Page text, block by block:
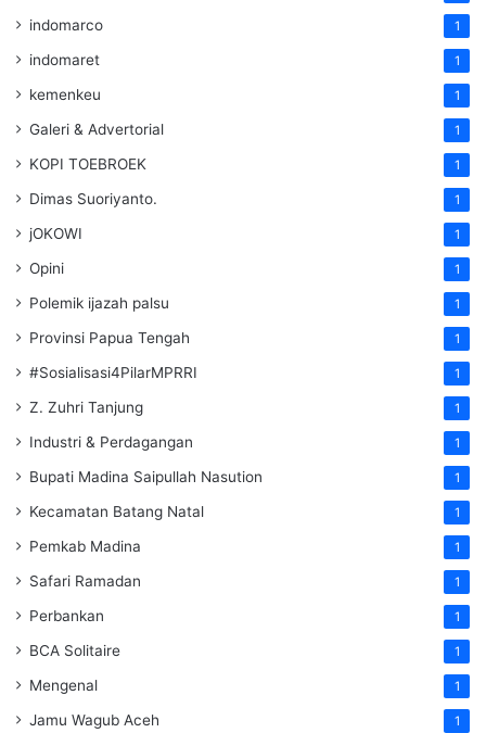
indomarco 1
indomaret 1
kemenkeu 1
Galeri & Advertorial 1
KOPI TOEBROEK 1
Dimas Suoriyanto. 1
jOKOWI 1
Opini 1
Polemik ijazah palsu 1
Provinsi Papua Tengah 1
#Sosialisasi4PilarMPRRI 1
Z. Zuhri Tanjung 1
Industri & Perdagangan 1
Bupati Madina Saipullah Nasution 1
Kecamatan Batang Natal 1
Pemkab Madina 1
Safari Ramadan 1
Perbankan 1
BCA Solitaire 1
Mengenal 1
Jamu Wagub Aceh 1